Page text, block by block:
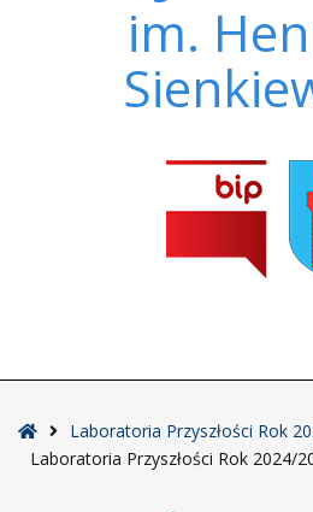
im.
Strona
główna
Laboratoria Przyszłości Rok
Laboratoria Przyszłości Rok 2024/